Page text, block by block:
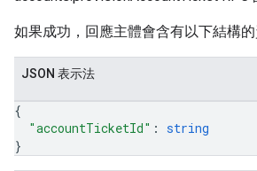
如果成功，回應主體會含有以下結構的
JSON 表示法
{
"accountTicketId" : string
}